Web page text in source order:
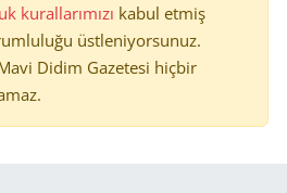
kurallarımızı kabul etmiş
üstleniyorsunuz.
Didim Gazetesi hiçbir